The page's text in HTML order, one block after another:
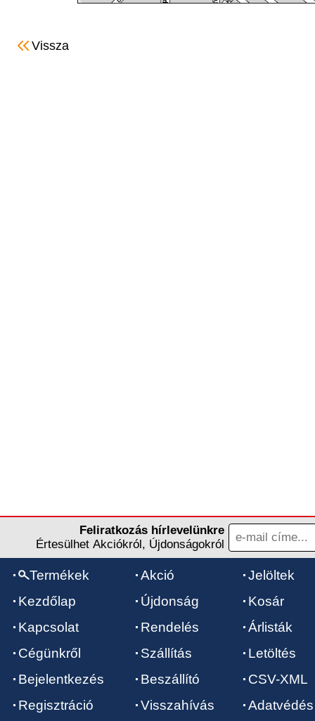
Vissza
Feliratkozás hírlevelünkre
Értesülhet Akciókról, Újdonságokról
Termékek
Kezdőlap
Kapcsolat
Cégünkről
Bejelentkezés
Regisztráció
Akció
Újdonság
Rendelés
Szállítás
Beszállító
Visszahívás
Jelöltek
Kosár
Árlisták
Letöltés
CSV-XML
Adatvédés